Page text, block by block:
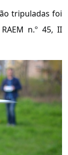
tripuladas foi
n.º 45, II